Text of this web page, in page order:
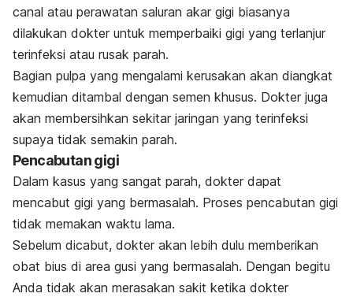
canal atau perawatan saluran akar gigi biasanya
dilakukan dokter untuk memperbaiki gigi yang terlanjur
terinfeksi atau rusak parah.
Bagian pulpa yang mengalami kerusakan akan diangkat
kemudian ditambal dengan semen khusus. Dokter juga
akan membersihkan sekitar jaringan yang terinfeksi
supaya tidak semakin parah.
Pencabutan gigi
Dalam kasus yang sangat parah, dokter dapat
mencabut gigi yang bermasalah. Proses pencabutan gigi
tidak memakan waktu lama.
Sebelum dicabut, dokter akan lebih dulu memberikan
obat bius di area gusi yang bermasalah. Dengan begitu
Anda tidak akan merasakan sakit ketika dokter